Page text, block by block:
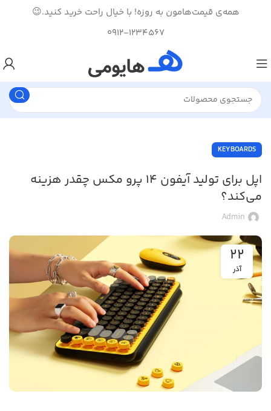
همه‌ی قیمت‌هامون به روزه! با خیال راحت خرید کنید.😉
0912-1234567
KEYBOARDS
اپل برای تولید آیفون ۱۴ پرو مکس چقدر هزینه
می‌کند؟
Admin
22
آذر